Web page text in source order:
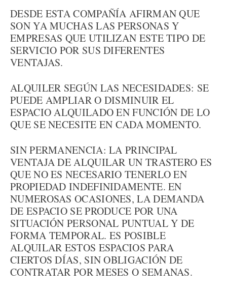
DESDE ESTA COMPAÑÍA AFIRMAN QUE
SON YA MUCHAS LAS PERSONAS Y
EMPRESAS QUE UTILIZAN ESTE TIPO DE
SERVICIO POR SUS DIFERENTES
VENTAJAS.
ALQUILER SEGÚN LAS NECESIDADES: SE
PUEDE AMPLIAR O DISMINUIR EL
ESPACIO ALQUILADO EN FUNCIÓN DE LO
QUE SE NECESITE EN CADA MOMENTO.
SIN PERMANENCIA: LA PRINCIPAL
VENTAJA DE ALQUILAR UN TRASTERO ES
QUE NO ES NECESARIO TENERLO EN
PROPIEDAD INDEFINIDAMENTE. EN
NUMEROSAS OCASIONES, LA DEMANDA
DE ESPACIO SE PRODUCE POR UNA
SITUACIÓN PERSONAL PUNTUAL Y DE
FORMA TEMPORAL. ES POSIBLE
ALQUILAR ESTOS ESPACIOS PARA
CIERTOS DÍAS, SIN OBLIGACIÓN DE
CONTRATAR POR MESES O SEMANAS.